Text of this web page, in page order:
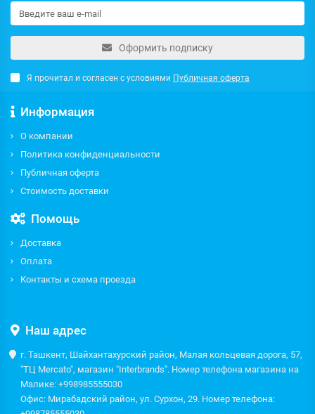
Оформить подписку
Я прочитал и согласен с условиями Публичная оферта
Информация
О компании
Политика конфиденциальности
Публичная оферта
Стоимость доставки
Помощь
Доставка
Оплата
Контакты и схема проезда
Наш адрес
г. Ташкент, Шайхантахурский район, Малая кольцевая дорога, 57,
"ТЦ Mercato", магазин "Interbrands". Номер телефона магазина на
Малике: +998985555030
Офис: Мирабадский район, ул. Сурхон, 29. Номер телефона: